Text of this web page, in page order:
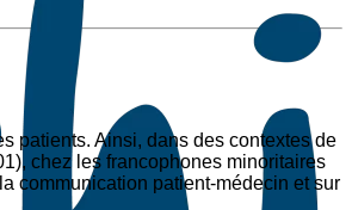
patients. Ainsi, dans des contextes de
chez les francophones minoritaires
communication patient-médecin et sur